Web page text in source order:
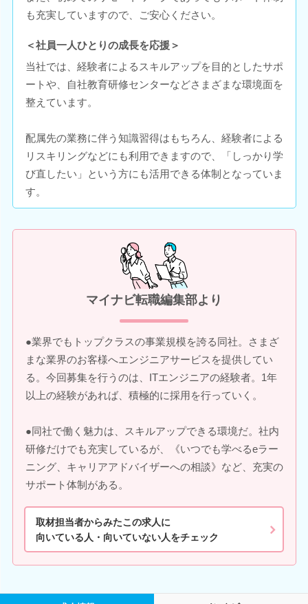
も充実していますので、ご安心ください。
＜社員一人ひとりの成長を応援＞
当社では、経験者によるスキルアップを目的としたサポ
ートや、自社教育研修センターなどさまざまな環境面を
整えています。
配属先の業務に伴う知識習得はもちろん、経験者による
リスキリングなどにも利用できますので、「しっかり学
び直したい」という方にも活用できる体制となっていま
す。
マイナビ転職編集部より
●業界でもトップクラスの事業規模を誇る同社。さまざ
まな業界のお客様へエンジニアサービスを提供してい
る。今回募集を行うのは、ITエンジニアの経験者。1年
以上の経験があれば、積極的に採用を行っていく。
●同社で働く魅力は、スキルアップできる環境だ。社内
研修だけでも充実しているが、《いつでも学べるeラー
ニング、キャリアアドバイザーへの相談》など、充実の
サポート体制がある。
取材担当者からみたこの求人に
向いている人・向いていない人をチェック